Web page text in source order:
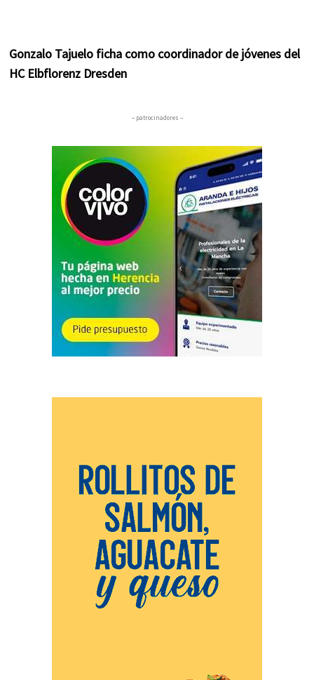
Gonzalo Tajuelo ficha como coordinador de jóvenes del
HC Elbflorenz Dresden
– patrocinadores –